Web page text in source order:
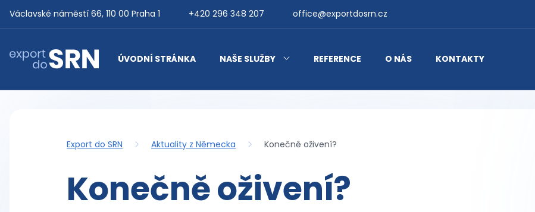
Přejít na obsah
Václavské náměstí 66, 110 00 Praha 1 +420 296 348 207 office@exportdosrn.cz
ÚVODNÍ STRÁNKA NAŠE SLUŽBY REFERENCE O NÁS KONTAKTY
Export do SRN
Export do SRN Aktuality z Německa Konečně oživení?
Konečně oživení?